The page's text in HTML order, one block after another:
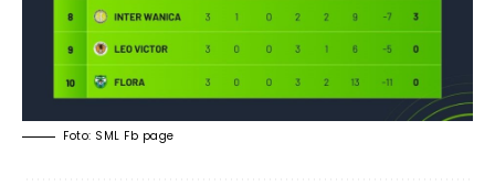
Foto: SML Fb page